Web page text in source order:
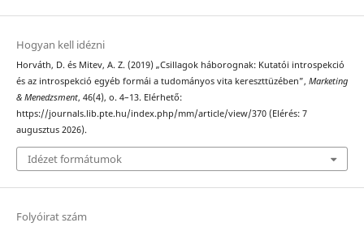
Hogyan kell idézni
Horváth, D. és Mitev, A. Z. (2019) „Csillagok háborognak: Kutatói introspekció
és az introspekció egyéb formái a tudományos vita kereszttüzében”, Marketing
& Menedzsment, 46(4), o. 4–13. Elérhető:
https://journals.lib.pte.hu/index.php/mm/article/view/370 (Elérés: 7
augusztus 2026).
Idézet formátumok
Folyóirat szám